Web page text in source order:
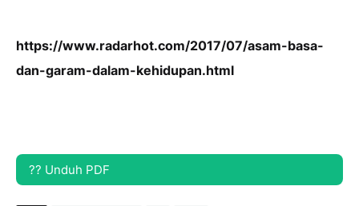
https://www.radarhot.com/2017/07/asam-basa-
dan-garam-dalam-kehidupan.html
?? Unduh PDF